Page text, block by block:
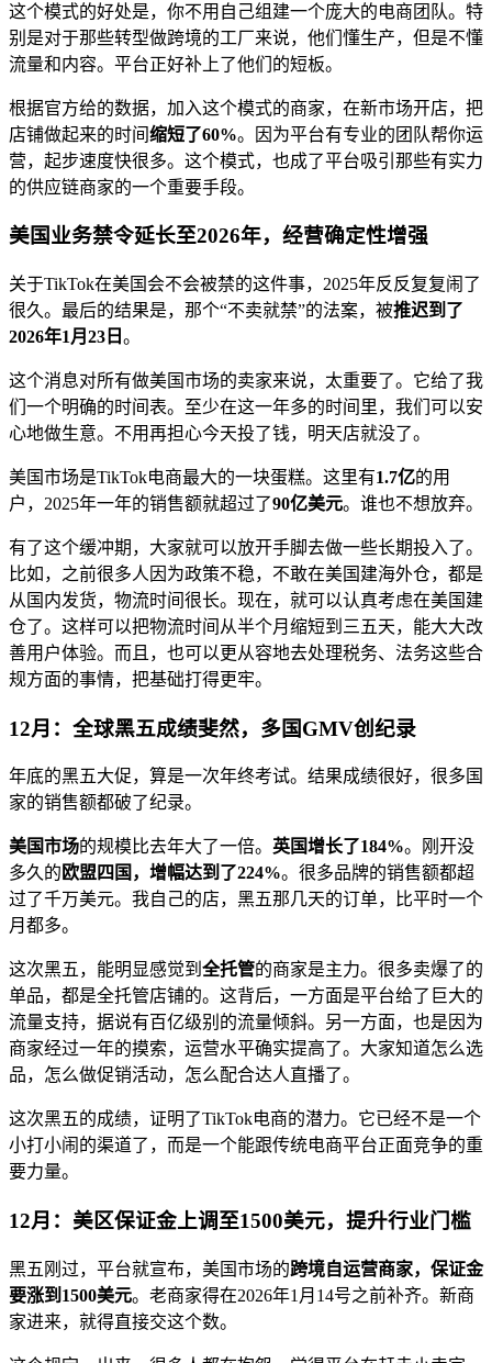
这个模式的好处是，你不用自己组建一个庞大的电商团队。特
别是对于那些转型做跨境的工厂来说，他们懂生产，但是不懂
流量和内容。平台正好补上了他们的短板。
根据官方给的数据，加入这个模式的商家，在新市场开店，把
店铺做起来的时间缩短了60%。因为平台有专业的团队帮你运
营，起步速度快很多。这个模式，也成了平台吸引那些有实力
的供应链商家的一个重要手段。
美国业务禁令延长至2026年，经营确定性增强
关于TikTok在美国会不会被禁的这件事，2025年反反复复闹了
很久。最后的结果是，那个“不卖就禁”的法案，被推迟到了
2026年1月23日 。
这个消息对所有做美国市场的卖家来说，太重要了。它给了我
们一个明确的时间表。至少在这一年多的时间里，我们可以安
心地做生意。不用再担心今天投了钱，明天店就没了。
美国市场是TikTok电商最大的一块蛋糕。这里有1.7亿的用
户，2025年一年的销售额就超过了90亿美元。谁也不想放弃。
有了这个缓冲期，大家就可以放开手脚去做一些长期投入了。
比如，之前很多人因为政策不稳，不敢在美国建海外仓，都是
从国内发货，物流时间很长。现在，就可以认真考虑在美国建
仓了。这样可以把物流时间从半个月缩短到三五天，能大大改
善用户体验。而且，也可以更从容地去处理税务、法务这些合
规方面的事情，把基础打得更牢。
12月：全球黑五成绩斐然，多国GMV创纪录
年底的黑五大促，算是一次年终考试。结果成绩很好，很多国
家的销售额都破了纪录。
美国市场的规模比去年大了一倍。 英国增长了184%。刚开没
多久的 欧盟四国，增幅达到了224%。很多品牌的销售额都超
过了千万美元。我自己的店，黑五那几天的订单，比平时一个
月都多。
这次黑五，能明显感觉到 全托管的商家是主力。很多卖爆了的
单品，都是全托管店铺的。这背后，一方面是平台给了巨大的
流量支持，据说有百亿级别的流量倾斜。另一方面，也是因为
商家经过一年的摸索，运营水平确实提高了。大家知道怎么选
品，怎么做促销活动，怎么配合达人直播了。
这次黑五的成绩，证明了TikTok电商的潜力。它已经不是一个
小打小闹的渠道了，而是一个能跟传统电商平台正面竞争的重
要力量。
12月：美区保证金上调至1500美元，提升行业门槛
黑五刚过，平台就宣布，美国市场的跨境自运营商家，保证金
要涨到1500美元。老商家得在2026年1月14号之前补齐。新商
家进来，就得直接交这个数。